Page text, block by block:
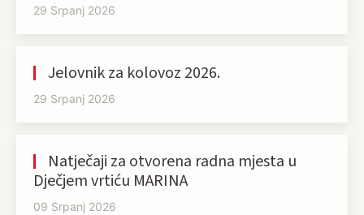
29 Srpanj 2026
Jelovnik za kolovoz 2026.
29 Srpanj 2026
Natječaji za otvorena radna mjesta u
Dječjem vrtiću MARINA
09 Srpanj 2026